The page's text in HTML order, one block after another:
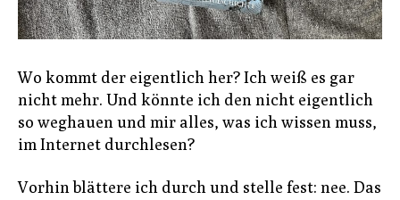
Wo kommt der eigentlich her? Ich weiß es gar
nicht mehr. Und könnte ich den nicht eigentlich
so weghauen und mir alles, was ich wissen muss,
im Internet durchlesen?
Vorhin blättere ich durch und stelle fest: nee. Das